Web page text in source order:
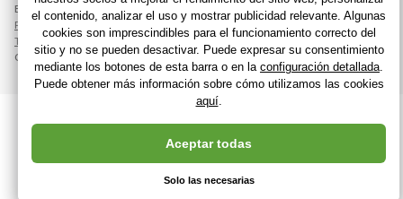
Esta página está protegida por reCAPTCHA y se aplican
Política de privacidad
compañías de Google y su
Términos y condiciones.
Creación de tiendas en línea eficientes desdeRIESENIA